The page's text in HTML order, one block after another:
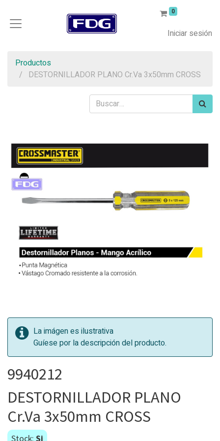
0
Iniciar sesión
Productos
DESTORNILLADOR PLANO Cr.Va 3x50mm CROSS
La imágen es ilustrativa
Guíese por la descripción del producto.
9940212
DESTORNILLADOR PLANO
Cr.Va 3x50mm CROSS
Stock: Si